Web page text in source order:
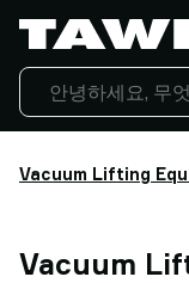
Vacuum Lifting
Vacuum
What
do
you
want
to
Products
Service